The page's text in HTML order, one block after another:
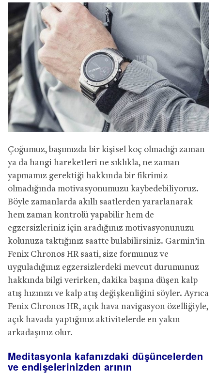
Çoğumuz, başımızda bir kişisel koç olmadığı zaman
ya da hangi hareketleri ne sıklıkla, ne zaman
yapmamız gerektiği hakkında bir fikrimiz
olmadığında motivasyonumuzu kaybedebiliyoruz.
Böyle zamanlarda akıllı saatlerden yararlanarak
hem zaman kontrolü yapabilir hem de
egzersizleriniz için aradığınız motivasyonunuzu
kolunuza taktığınız saatte bulabilirsiniz. Garmin’in
Fenix Chronos HR saati, size formunuz ve
uyguladığınız egzersizlerdeki mevcut durumunuz
hakkında bilgi verirken, dakika başına düşen kalp
atış hızınızı ve kalp atış değişkenliğini söyler. Ayrıca
Fenix Chronos HR, açık hava navigasyon özelliğiyle,
açık havada yaptığınız aktivitelerde en yakın
arkadaşınız olur.
Meditasyonla kafanızdaki düşüncelerden
ve endişelerinizden arının